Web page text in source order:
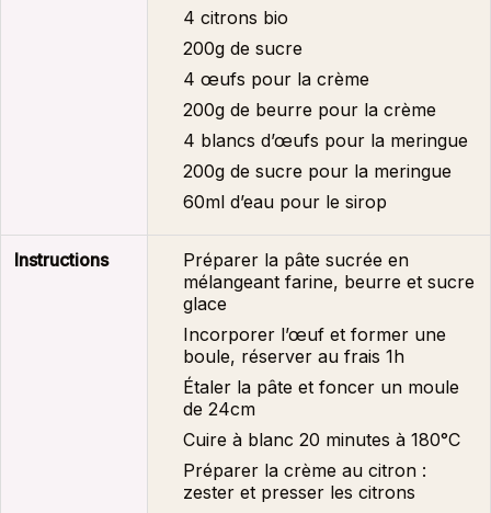
4 citrons bio
200g de sucre
4 œufs pour la crème
200g de beurre pour la crème
4 blancs d’œufs pour la meringue
200g de sucre pour la meringue
60ml d’eau pour le sirop
Instructions
Préparer la pâte sucrée en
mélangeant farine, beurre et sucre
glace
Incorporer l’œuf et former une
boule, réserver au frais 1h
Étaler la pâte et foncer un moule
de 24cm
Cuire à blanc 20 minutes à 180°C
Préparer la crème au citron :
zester et presser les citrons